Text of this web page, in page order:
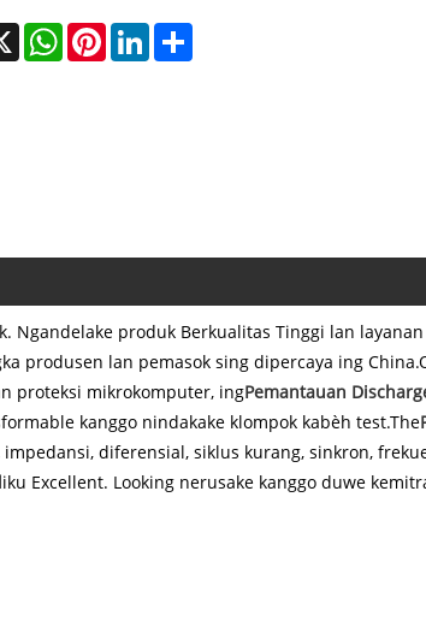
X WhatsApp
PinterestLinkedIn
produk Berkualitas Tinggi lan
produsen lan pemasok sing dipercaya ing
proteksi mikrokomputer, ingPemantauan
kanggo nindakake klompok kabèh test.The
diferensial, siklus kurang, sinkron,
iku Excellent. Looking nerusake kanggo duwe